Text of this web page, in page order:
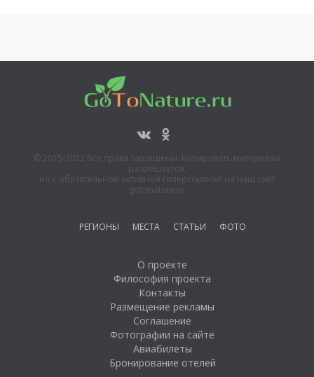
© 2015-2022 Все права защищены. Копировать материалы
разрешается,
но с обязательной активной гиперссылкой на наш сайт
gotonature.ru
РЕГИОНЫ МЕСТА СТАТЬИ ФОТО
О проекте
Философия проекта
Контакты
Размещение рекламы
Соглашение
Фотографии на сайте
Авиабилеты
Бронирование отелей